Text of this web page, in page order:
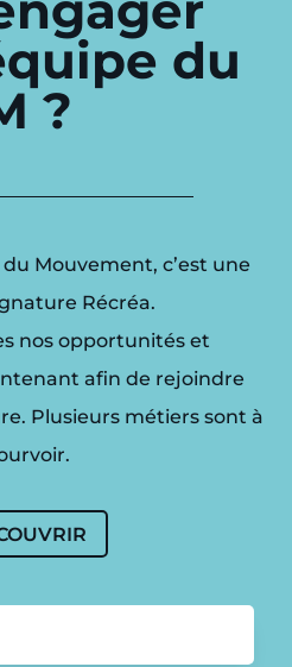
du
?
du Mouvement, c’est une
Récréa.
nos opportunités et
afin de rejoindre
Plusieurs métiers sont à